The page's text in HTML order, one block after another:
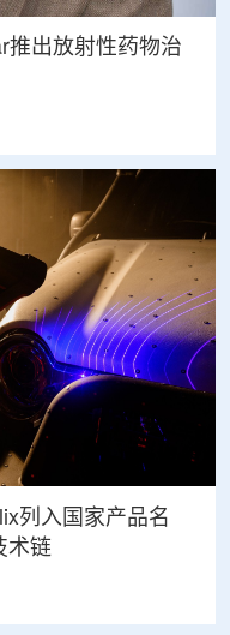
推出放射性药物治
列入国家产品名
术链